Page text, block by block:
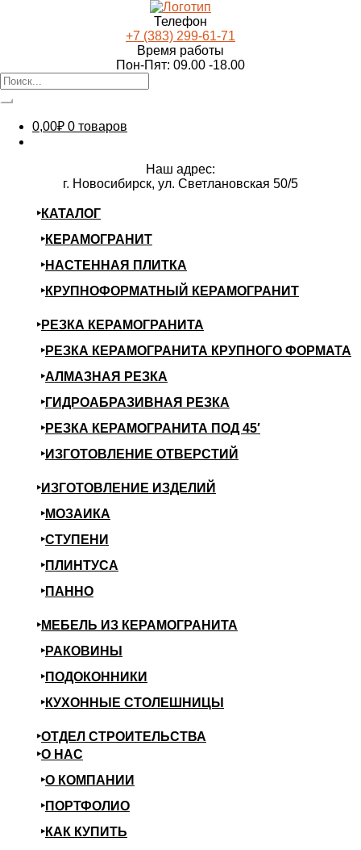
Телефон
+7 (383) 299-61-71
Время работы
Пон-Пят: 09.00 -18.00
0,00₽ 0 товаров
Наш адрес:
г. Новосибирск, ул. Светлановская 50/5
КАТАЛОГ
КЕРАМОГРАНИТ
НАСТЕННАЯ ПЛИТКА
КРУПНОФОРМАТНЫЙ КЕРАМОГРАНИТ
РЕЗКА КЕРАМОГРАНИТА
РЕЗКА КЕРАМОГРАНИТА КРУПНОГО ФОРМАТА
АЛМАЗНАЯ РЕЗКА
ГИДРОАБРАЗИВНАЯ РЕЗКА
РЕЗКА КЕРАМОГРАНИТА ПОД 45′
ИЗГОТОВЛЕНИЕ ОТВЕРСТИЙ
ИЗГОТОВЛЕНИЕ ИЗДЕЛИЙ
МОЗАИКА
СТУПЕНИ
ПЛИНТУСА
ПАННО
МЕБЕЛЬ ИЗ КЕРАМОГРАНИТА
РАКОВИНЫ
ПОДОКОННИКИ
КУХОННЫЕ СТОЛЕШНИЦЫ
ОТДЕЛ СТРОИТЕЛЬСТВА
О НАС
О КОМПАНИИ
ПОРТФОЛИО
КАК КУПИТЬ